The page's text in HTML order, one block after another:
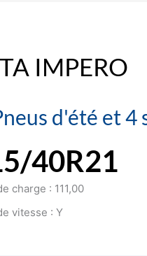
IMPERO
d'été et 4
40R21
charge : 111,00
vitesse : Y